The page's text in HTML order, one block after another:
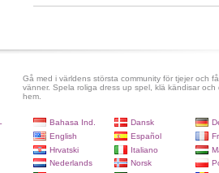
Gå med i världens största community för tjejer och
vänner. Spela roliga dress up spel, klä kändisar och
hem.
Bahasa Ind. Dansk
English
Español
Hrvatski
Italiano
Nederlands
Norsk